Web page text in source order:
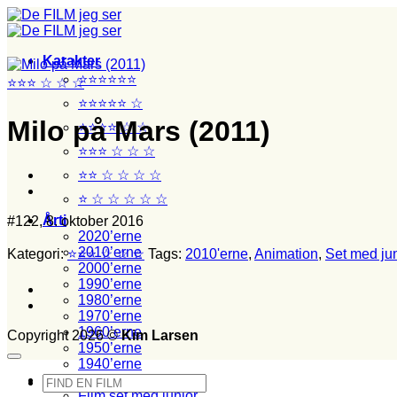
Fortsæt
til
Karakter
⭐⭐⭐⭐⭐⭐
⭐⭐⭐⭐⭐ ☆
⭐⭐⭐⭐ ☆ ☆
⭐⭐⭐ ☆ ☆ ☆
⭐⭐ ☆ ☆ ☆ ☆
⭐ ☆ ☆ ☆ ☆ ☆
Årti
2020’erne
2010’erne
2000’erne
1990’erne
1980’erne
1970’erne
1960’erne
1950’erne
1940’erne
Stikord
⭐⭐⭐ ☆ ☆ ☆
Milo på Mars (2011)
#122, 8. oktober 2016
Kategori:⭐⭐⭐ ☆ ☆ ☆ Tags: 2010'erne, Animation, Set med
Copyright 2026 ©Kim Larsen
Søg